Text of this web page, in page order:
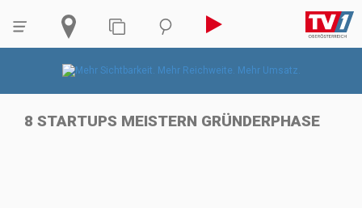
8 STARTUPS MEISTERN GRÜNDERPHASE